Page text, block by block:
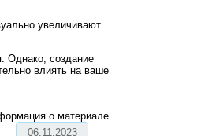
о материале
06.11.2023
увеличивают
Однако, создание
влиять на ваше